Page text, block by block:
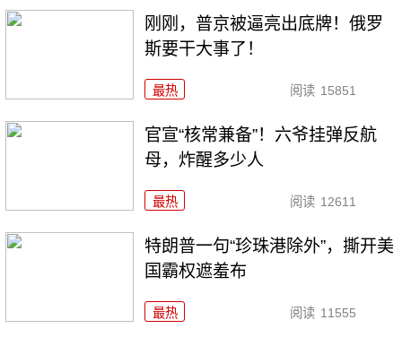
刚刚，普京被逼亮出底牌！俄罗
斯要干大事了！
最热 阅读 15851
官宣“核常兼备”！六爷挂弹反航
母，炸醒多少人
最热 阅读 12611
特朗普一句“珍珠港除外”，撕开美
国霸权遮羞布
最热 阅读 11555